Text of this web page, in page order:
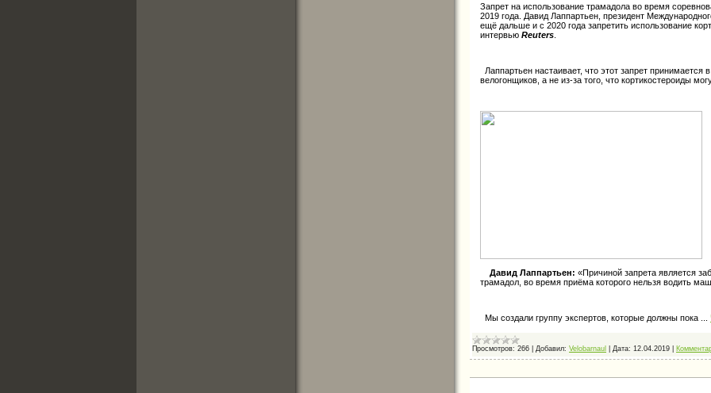
Запрет на использование трамадола во время
2019 года. Давид Лаппартьен, президент
ещё дальше и с 2020 года запретить использование
интервью Reuters
Лаппартьен настаивает, что этот запрет
велогонщиков, а не из-за того, что кортикостероиды
Давид Лаппартьен: «Причиной запрета является
трамадол, во время приёма которого нельзя водить
Мы создали группу экспертов, которые должны пока
Просмотров: 266 Добавил: Velobarnaul Дата: 12.04.2019